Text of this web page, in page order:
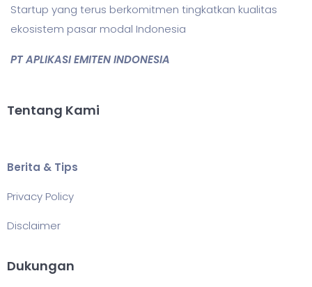
Startup yang terus berkomitmen tingkatkan kualitas
ekosistem pasar modal Indonesia
PT APLIKASI EMITEN INDONESIA
Tentang Kami
Berita & Tips
Privacy Policy
Disclaimer
Dukungan